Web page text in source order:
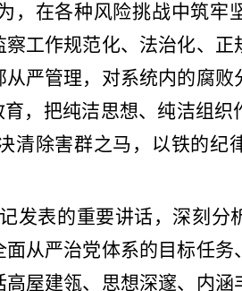
，在各种风险挑战中筑牢
工作规范化、法治化、
严管理，对系统内的腐
，把纯洁思想、纯洁组
清除害群之马，以铁的纪
发表的重要讲话，深刻分
从严治党体系的目标任
屋建瓴、思想深邃、内